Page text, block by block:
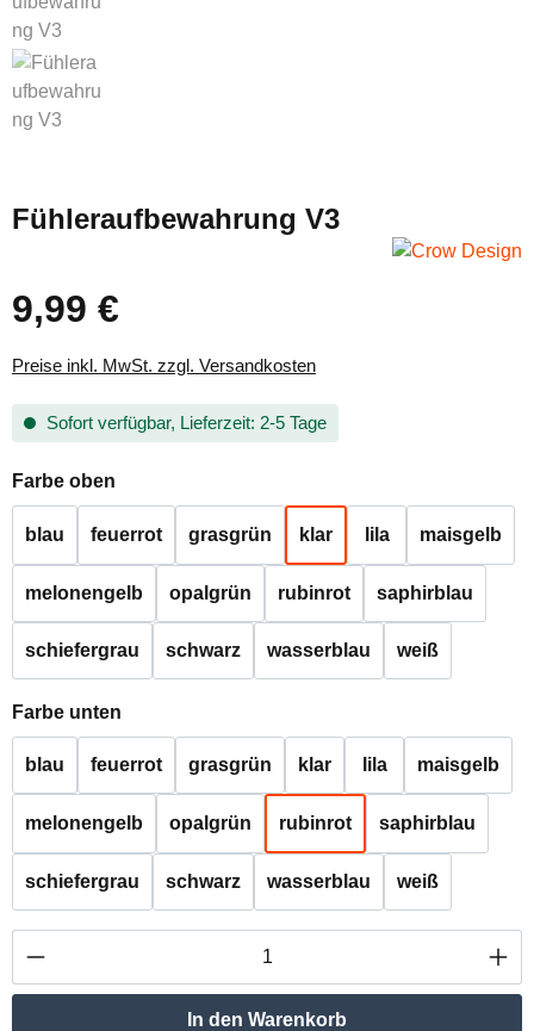
Fühleraufbewahrung V3
Regulärer Preis:
9,99 €
Preise inkl. MwSt. zzgl. Versandkosten
Sofort verfügbar, Lieferzeit: 2-5 Tage
Farbe oben
blau feuerrot grasgrün klar lila maisgelb
melonengelb opalgrün rubinrot saphirblau
schiefergrau schwarz wasserblau weiß
Farbe unten
blau feuerrot grasgrün klar lila maisgelb
melonengelb opalgrün rubinrot saphirblau
schiefergrau schwarz wasserblau weiß
Produkt Anzahl: Gib den gewünschten
In den Warenkorb